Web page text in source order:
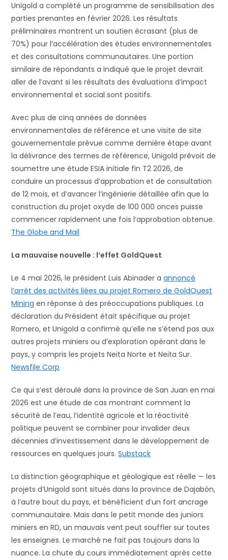
Unigold a complété un programme de sensibilisation des
parties prenantes en février 2026. Les résultats
préliminaires montrent un soutien écrasant (plus de
70%) pour l’accélération des études environnementales
et des consultations communautaires. Une portion
similaire de répondants a indiqué que le projet devrait
aller de l’avant si les résultats des évaluations d’impact
environnemental et social sont positifs.
Avec plus de cinq années de données
environnementales de référence et une visite de site
gouvernementale prévue comme dernière étape avant
la délivrance des termes de référence, Unigold prévoit de
soumettre une étude ESIA initiale fin T2 2026, de
conduire un processus d’approbation et de consultation
de 12 mois, et d’avancer l’ingénierie détaillée afin que la
construction du projet oxyde de 100 000 onces puisse
commencer rapidement une fois l’approbation obtenue.
The Globe and Mail
La mauvaise nouvelle : l’effet GoldQuest
Le 4 mai 2026, le président Luis Abinader aannoncé
l’arrêt des activités liées au projet Romero de GoldQuest
Mining en réponse à des préoccupations publiques. La
déclaration du Président était spécifique au projet
Romero, et Unigold a confirmé qu’elle ne s’étend pas aux
autres projets miniers ou d’exploration opérant dans le
pays, y compris les projets Neita Norte et Neita Sur.
Newsfile Corp
Ce qui s’est déroulé dans la province de San Juan en mai
2026 est une étude de cas montrant comment la
sécurité de l’eau, l’identité agricole et la réactivité
politique peuvent se combiner pour invalider deux
décennies d’investissement dans le développement de
ressources en quelques jours.Substack
La distinction géographique et géologique est réelle — les
projets d’Unigold sont situés dans la province de Dajabón,
à l’autre bout du pays, et bénéficient d’un fort ancrage
communautaire. Mais dans le petit monde des juniors
miniers en RD, un mauvais vent peut souffler sur toutes
les enseignes. Le marché ne fait pas toujours dans la
nuance. La chute du cours immédiatement après cette